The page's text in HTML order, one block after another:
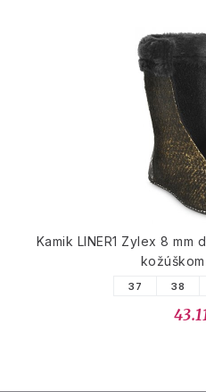
Kamik LINER1 Zylex 8
37 38